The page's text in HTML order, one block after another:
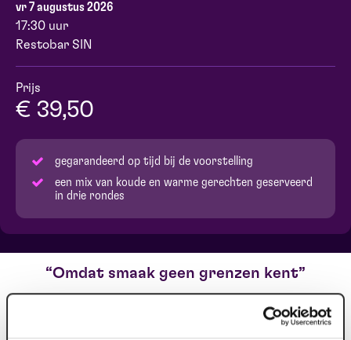
vr 7 augustus 2026
17:30 uur
Restobar SIN
Prijs
€ 39,50
gegarandeerd op tijd bij de voorstelling
een mix van koude en warme gerechten geserveerd
in drie rondes
Omdat smaak geen grenzen kent